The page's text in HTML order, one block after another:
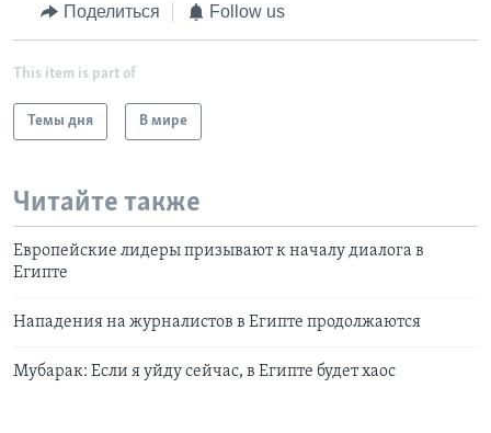
Поделиться Follow us
This item is part of
Темы дня В мире
Читайте также
Европейские лидеры призывают к началу диалога в
Египте
Нападения на журналистов в Египте продолжаются
Мубарак: Если я уйду сейчас, в Египте будет хаос